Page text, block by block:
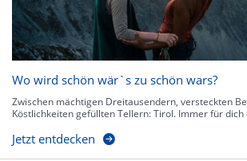
Wo wird schön wär`s zu schön wars?
Zwischen mächtigen Dreitausendern, versteckten
Köstlichkeiten gefüllten Tellern: Tirol. Immer für dich
Jetzt entdecken